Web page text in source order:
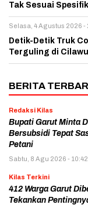
Tak Sesuai
Selasa, 4 Agustus 2026 -
Detik-Detik Truk
Terguling di Cilawu
BERITA
Redaksi Kilas
Bupati Garut Minta
Bersubsidi Tepat
Petani
Sabtu, 8 Agu 2026 - 10:42
Kilas Terkini
412 Warga Garut
Tekankan